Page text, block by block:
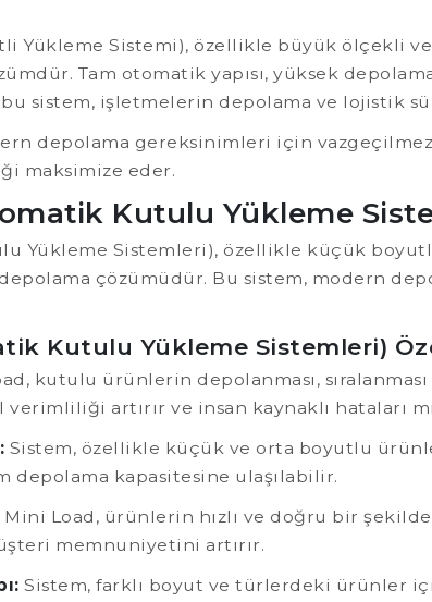
Yükleme Sistemi), özellikle büyük ölçekli
Tam otomatik yapısı, yüksek
sistem, işletmelerin depolama ve lojistik
depolama gereksinimleri için
maksimize eder.
Kutulu Yükleme
Yükleme Sistemleri), özellikle küçük
çözümüdür. Bu sistem, modern
Kutulu Yükleme Sistemleri)
kutulu ürünlerin depolanması,
artırır ve insan kaynaklı hataları
Sistem, özellikle küçük ve orta boyutlu
depolama kapasitesine ulaşılabilir.
Mini Load, ürünlerin hızlı ve doğru bir
memnuniyetini artırır.
Sistem, farklı boyut ve türlerdeki ürünler